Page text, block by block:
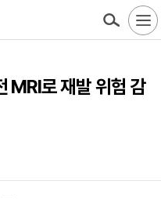
MRI로 재발 위험 감